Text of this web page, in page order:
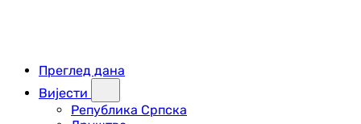
Преглед дана
Вијести
Република Српска